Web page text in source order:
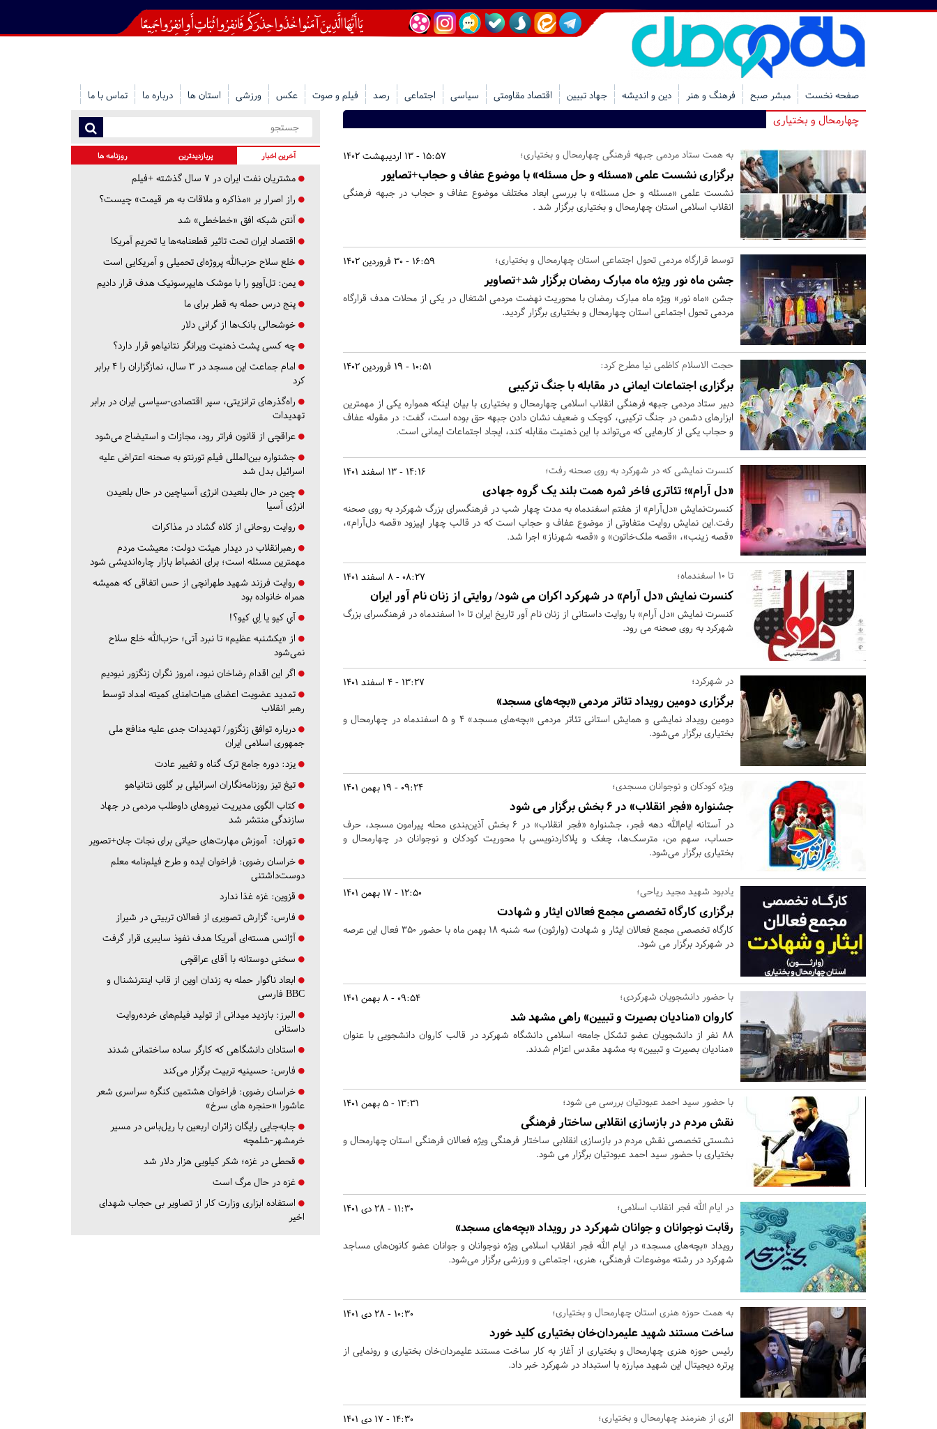
صفحه نخست مبشر صبح فرهنگ و هنر دین و اندیشه جهاد تبیین اقتصاد مقاومتی سیاسی اجتماعی رصد فیلم و صوت عکس ورزشی استان ها درباره ما تماس با ما
چهارمحال و بختیاری
15:57 - 13 اردیبهشت 1402 به همت ستاد مردمی جبهه فرهنگی چهارمحال و بختیاری؛
برگزاری نشست علمی «مسئله و حل مسئله» با موضوع عفاف و حجاب+تصایور
نشست علمی «مسئله و حل مسئله» با بررسی ابعاد مختلف موضوع عفاف و حجاب در جبهه فرهنگی
انقلاب اسلامی استان چهارمحال و بختیاری برگزار شد .
16:59 - 30 فروردین 1402 توسط قرارگاه مردمی تحول اجتماعی استان چهارمحال و بختیاری؛
جشن ماه نور ویژه ماه مبارک رمضان برگزار شد+تصاویر
جشن «ماه نور» ویژه ماه مبارک رمضان با محوریت نهضت مردمی اشتغال در یکی از محلات هدف قرارگاه
مردمی تحول اجتماعی استان چهارمحال و بختیاری برگزار گردید.
10:51 - 19 فروردین 1402 حجت الاسلام کاظمی نیا مطرح کرد:
برگزاری اجتماعات ایمانی در مقابله با جنگ ترکیبی
دبیر ستاد مردمی جبهه فرهنگی انقلاب اسلامی چهارمحال و بختیاری با بیان اینکه همواره یکی از مهمترین
ابزارهای دشمن در جنگ ترکیبی، کوچک و ضعیف نشان دادن جبهه حق بوده است، گفت: در مقوله عفاف
و حجاب یکی از کارهایی که می‌تواند با این ذهنیت مقابله کند، ایجاد اجتماعات ایمانی است.
14:16 - 13 اسفند 1401 کنسرت نمایشی که در شهرکرد به روی صحنه رفت؛
«دل آرام»؛ تئاتری فاخر ثمره همت بلند یک گروه جهادی
کنسرت‌نمایش «دل‌آرام» از هفتم اسفندماه به مدت چهار شب در فرهنگسرای بزرگ شهرکرد به روی صحنه
رفت.این نمایش روایت متفاوتی از موضوع عفاف و حجاب است که در قالب چهار اپیزود «قصه دل‌آرام»،
«قصه زینب»، «قصه ملک‌خاتون» و «قصه شهرناز» اجرا شد.
08:27 - 8 اسفند 1401 تا 10 اسفندماه؛
کنسرت نمایش «دل آرام» در شهرکرد اکران می شود/ روایتی از زنان نام آور ایران
کنسرت نمایش «دل آرام» با روایت داستانی از زنان نام آور تاریخ ایران تا 10 اسفندماه در فرهنگسرای بزرگ
شهرکرد به روی صحنه می رود.
13:27 - 4 اسفند 1401 در شهرکرد؛
برگزاری دومین رویداد تئاتر مردمی «بچه‌های مسجد»
دومین رویداد نمایشی و همایش استانی تئاتر مردمی «بچه‌های مسجد» 4 و 5 اسفندماه در چهارمحال و
بختیاری برگزار می‌شود.
09:24 - 19 بهمن 1401 ویژه کودکان و نوجوانان مسجدی؛
جشنواره «فجر انقلاب» در 6 بخش برگزار می شود
در آستانه ایام‌الله دهه فجر، جشنواره «فجر انقلاب» در ۶ بخش آذین‌بندی محله پیرامون مسجد، حرف
حساب، سهم من، مترسک‌ها، چغک و پلاکاردنویسی با محوریت کودکان و نوجوانان در چهارمحال و
بختیاری برگزار می‌شود.
12:50 - 17 بهمن 1401 یادبود شهید مجید ریاحی؛
برگزاری کارگاه تخصصی مجمع فعالان ایثار و شهادت
کارگاه تخصصی مجمع فعالان ایثار و شهادت (وارثون) سه شنبه 18 بهمن ماه با حضور 350 فعال این عرصه
در شهرکرد برگزار می شود.
09:54 - 8 بهمن 1401 با حضور دانشجویان شهرکردی؛
کاروان «منادیان بصیرت و تبیین» راهی مشهد شد
88 نفر از دانشجویان عضو تشکل جامعه اسلامی دانشگاه شهرکرد در قالب کاروان دانشجویی با عنوان
«منادیان بصیرت و تبیین» به مشهد مقدس اعزام شدند.
13:31 - 5 بهمن 1401 با حضور سید احمد عبودتیان بررسی می شود؛
نقش مردم در بازسازی انقلابی ساختار فرهنگی
نشستی تخصصی نقش مردم در بازسازی انقلابی ساختار فرهنگی ویژه فعالان فرهنگی استان چهارمحال و
بختیاری با حضور سید احمد عبودتیان برگزار می شود.
11:30 - 28 دی 1401 در ایام الله فجر انقلاب اسلامی؛
رقابت نوجوانان و جوانان شهرکرد در رویداد «بچه‌های مسجد»
رویداد «بچه‌های مسجد» در ایام الله فجر انقلاب اسلامی ویژه نوجوانان و جوانان عضو کانون‌های مساجد
شهرکرد در رشته موضوعات فرهنگی، هنری، اجتماعی و ورزشی برگزار می‌شود.
10:30 - 28 دی 1401 به همت حوزه هنری استان چهارمحال و بختیاری؛
ساخت مستند شهید علیمردان‌خان بختیاری کلید خورد
رئیس حوزه هنری چهارمحال و بختیاری از آغاز به کار ساخت مستند علیمردان‌خان بختیاری و رونمایی از
پرتره دیجیتال این شهید مبارزه با استبداد در شهرکرد خبر داد.
14:30 - 17 دی 1401 اثری از هنرمند چهارمحال و بختیاری؛
آخرین اخبار پربازدیدترین روزنامه ها
مشتریان نفت ایران در ۷ سال گذشته +فیلم
راز اصرار بر «مذاکره و ملاقات به هر قیمت» چیست؟
آنتن شبکه افق «خط‌خطی» شد
اقتصاد ایران تحت تاثیر قطعنامه‌ها یا تحریم‌ آمریکا
خلع سلاح حزب‌الله پروژه‌ای تحمیلی و آمریکایی است
یمن: تل‌آویو را با موشک هایپرسونیک هدف قرار دادیم
پنج درس‌ حمله به قطر برای ما
خوشحالی بانک‌ها از گرانی دلار
چه کسی پشت ذهنیت ویرانگر نتانیاهو قرار دارد؟
امام جماعت این مسجد در ۳ سال، نمازگزاران را ۴ برابر
کرد
راه‌گذرهای ترانزیتی، سپر اقتصادی-سیاسی ایران در برابر
تهدیدات
عراقچی از قانون فراتر رود، مجازات و استیضاح می‌شود
جشنواره بین‌المللی فیلم تورنتو به صحنه اعتراض علیه
اسرائیل بدل شد
چین در حال بلعیدن انرژی آسیاچین در حال بلعیدن
انرژی آسیا
روایت روحانی از کلاه گشاد در مذاکرات
رهبرانقلاب در دیدار هیئت دولت: معیشت مردم
مهمترین مسئله است؛ برای انضباط بازار چاره‌اندیشی شود
روایت فرزند شهید طهرانچی از حس اتفاقی که همیشه
همراه خانواده بود
آي كيو يا اِي كيو؟!
از «یکشنبه عظیم» تا نبرد آتی؛ حزب‌الله خلع سلاح
نمی‌شود
اگر این اقدام رضاخان نبود، امروز نگران زنگزور نبودیم
تمدید عضویت اعضای هیات‌امنای کمیته امداد توسط
رهبر انقلاب
درباره توافق زنگزور/ تهدیدات جدی علیه منافع ملی
جمهوری اسلامی ایران
یزد: دوره جامع ترک گناه و تغییر عادت
تیغ تیز روزنامه‌نگاران اسرائیلی بر گلوی نتانیاهو
کتاب الگوی مدیریت نیروهای داوطلب مردمی در جهاد
سازندگی منتشر شد
تهران: آموزش مهارت‌های حیاتی برای نجات جان+تصویر
خراسان رضوی: فراخوان ایده و طرح فیلم‌نامه معلم
دوست‌داشتنی
قزوین: غزه غذا ندارد
فارس: گزارش تصویری از فعالان تربیتی در شیراز
آژانس هسته‌ای آمریکا هدف نفوذ سایبری قرار گرفت
سخنی دوستانه با آقای عراقچی
ابعاد ناگوار حمله به زندان اوین از قاب اینترنشنال و
BBC فارسی
البرز: بازدید میدانی از تولید فیلم‌های خرده‌روایت
داستانی
استادان دانشگاهی که کارگر ساده ساختمانی شدند
فارس: حسینیه تربیت برگزار می‌کند
خراسان رضوی: فراخوان هشتمین کنگره سراسری شعر
عاشورا «حنجره های سرخ»
جابه‌جایی رایگان زائران اربعین با ریل‌باس در مسیر
خرمشهر-شلمچه
قحطی در غزه؛ شکر کیلویی هزار دلار شد
غزه در حال مرگ است
استفاده ابزاری وزارت کار از تصاویر بی حجاب شهدای
اخیر